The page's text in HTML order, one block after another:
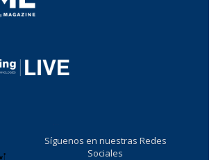
Síguenos en nuestras Redes
Sociales